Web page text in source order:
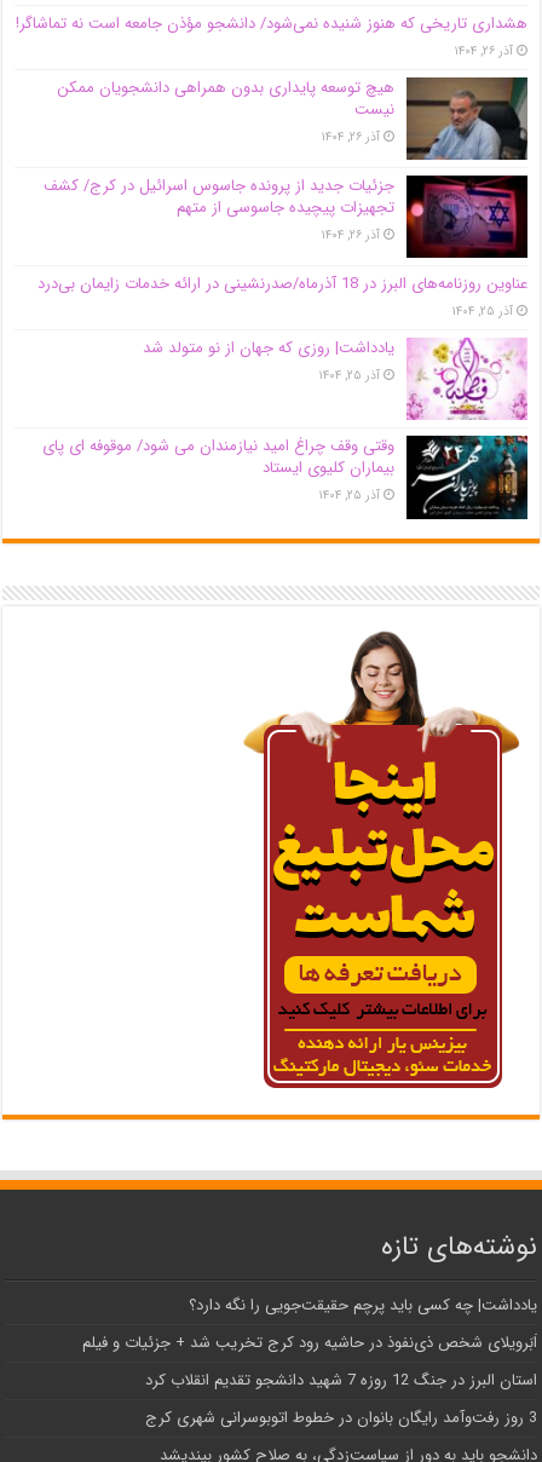
هشداری تاریخی که هنوز شنیده نمی‌شود/ دانشجو مؤذن جامعه است نه تماشاگر!
آذر ۲۶, ۱۴۰۴
هیچ توسعه پایداری بدون همراهی دانشجویان ممکن
نیست
آذر ۲۶, ۱۴۰۴
جزئیات جدید از پرونده جاسوس اسرائیل در کرج/‌ کشف
تجهیزات پیچیده جاسوسی از متهم
آذر ۲۶, ۱۴۰۴
عناوین روزنامه‌های البرز در ‌18 آذرماه/صدرنشینی در ارائه خدمات زایمان بی‌درد
آذر ۲۵, ۱۴۰۴
یادداشت| روزی که جهان از نو متولد شد
آذر ۲۵, ۱۴۰۴
وقتی وقف چراغ امید نیازمندان می شود/ موقوفه ای پای
بیماران کلیوی ایستاد
آذر ۲۵, ۱۴۰۴
نوشته‌های تازه
یادداشت| ‌چه کسی باید پرچم حقیقت‌جویی را نگه دارد؟
اَبَر‌ویلای شخص ذی‌نفوذ در حاشیه‌ رود کرج تخریب شد + جزئیات و فیلم
استان البرز در جنگ 12 روزه 7 شهید دانشجو تقدیم انقلاب کرد
3 روز رفت‌وآمد رایگان بانوان در خطوط اتوبوسرانی شهری کرج
دانشجو باید به دور از سیاست‌زدگی، به صلاح کشور بیندیشد